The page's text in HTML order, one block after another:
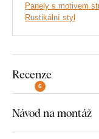
Montáž,
Instalace dekorace je
doporučujeme
Panely s motivem
Rustikální styl
Recenze
6
Návod na montáž